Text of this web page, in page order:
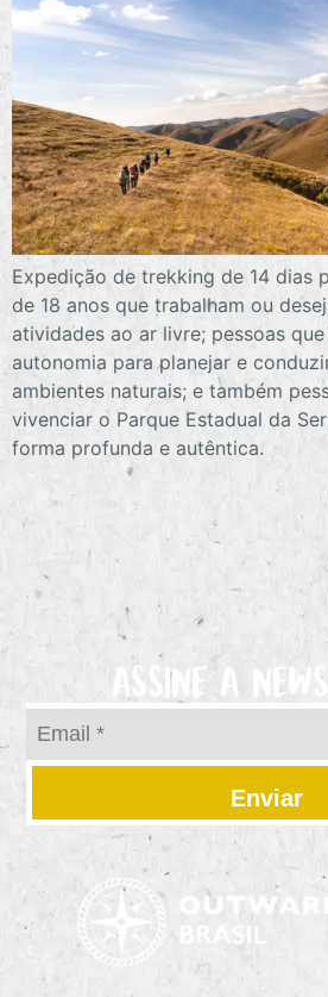
Expedição de trekking de 14 dias
de 18 anos que trabalham ou
atividades ao ar livre; pessoas
autonomia para planejar e
ambientes naturais; e também
vivenciar o Parque Estadual da
forma profunda e autêntica.
ASSINE A
Enviar